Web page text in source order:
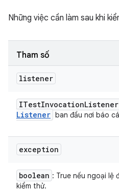
Những việc cần làm sau khi
Tham số
listener
ITestInvocationListener
Listener ban đầu nơi báo
exception
boolean : True nếu ngoại lệ
kiểm thử.